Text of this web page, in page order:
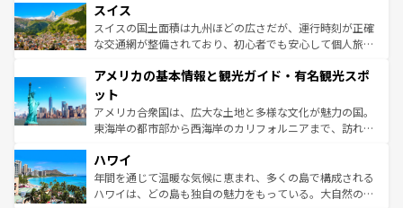
を参照してほしい。
は、お酒好きな人にはぜひ体験してほしい。 なお、新着の
ドイツ情報はコンテンツ一覧を参照してほしい。
リアごとに異なる魅力がある。また、優雅なアフタヌーン
ティー、ビール好きにはたまらない英国パブ、サッカー観
戦など、本場だからこそできる体験も豊富。イギリスを旅
ンツ一覧を参照してほしい。
スイス
スイスの国土面積は九州ほどの広さだが、運行時刻が正確
な交通網が整備されており、初心者でも安心して個人旅行
の建物がそのまま残る町や、スイスならではのユニークな
博物館もあり、アルプス観光だけでなく町歩きも満喫する
ことができる。国民の所得が高いため物価も高いが、旅行
者向けの交通パス提供のサービスもあり、うまく活用すれ
着のスイス情報は
アメリカの基本情報と観光ガイド・有名観光スポ
ット
アメリカ合衆国は、広大な土地と多様な文化が魅力の国。
東海岸の都市部から西海岸のカリフォルニアまで、訪れる
のような巨大都市は、観光、ショッピング、エンターテイ
ンメントが詰まった刺激的なスポットだ。一方、アメリカ
西部には大自然が広がり、グランドキャニオンやイエロー
ハワイ
年間を通じて温暖な気候に恵まれ、多くの島で構成される
ハワイは、どの島も独自の魅力をもっている。大自然の神